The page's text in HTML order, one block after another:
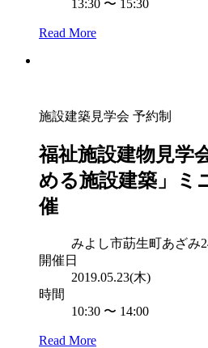
13:30 〜 15:30
Read More
施設建築見学会 予約制
福祉施設建物見学
める施設建築」ミ
催
みよし市莇生町あざみ
開催日
2019.05.23(木)
時間
10:30 〜 14:00
Read More